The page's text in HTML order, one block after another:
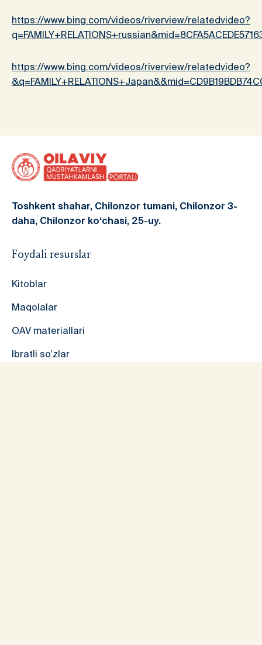
https://www.bing.com/videos/riverview/relatedvideo?
https://www.bing.com/videos/riverview/relatedvideo?
Toshkent shahar, Chilonzor tumani, Chilonzor 3-
daha, Chilonzor ko‘chasi, 25-uy.
Foydali resurslar
Kitoblar
Maqolalar
OAV materiallari
Ibratli so’zlar